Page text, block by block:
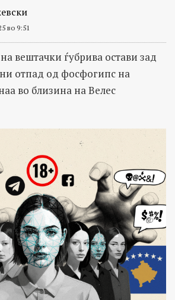
во 9:51
вештачки ѓубрива остави зад
отпад од фосфогипс на
во близина на Велес